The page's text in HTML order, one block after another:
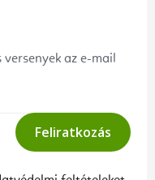
az e-mail
Feliratkozás